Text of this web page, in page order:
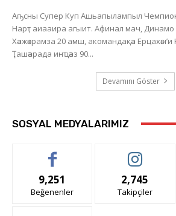
Аҧсны Супер Куп Ашьапылампыл
Нарҭ аиааира агыит. Афинал мач,
Хәажәкрамза 20 амш, акомандақәа
Ҭашәарада инҵәаз 90...
Devamını Göster
SOSYAL MEDYALARIMIZ
9,251
Beğenenler
2,745
Takipçiler